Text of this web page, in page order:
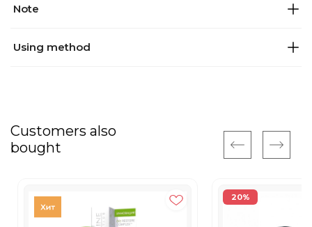
Note
Using method
Customers also
bought
20%